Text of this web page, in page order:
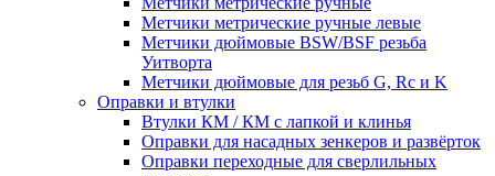
Метчики метрические ручные левые
Метчики дюймовые BSW/BSF резьба
Уитворта
Метчики дюймовые для резьб G, Rc и K
Оправки и втулки
Втулки КМ / КМ с лапкой и клинья
Оправки для насадных зенкеров и развёрток
Оправки переходные для сверлильных